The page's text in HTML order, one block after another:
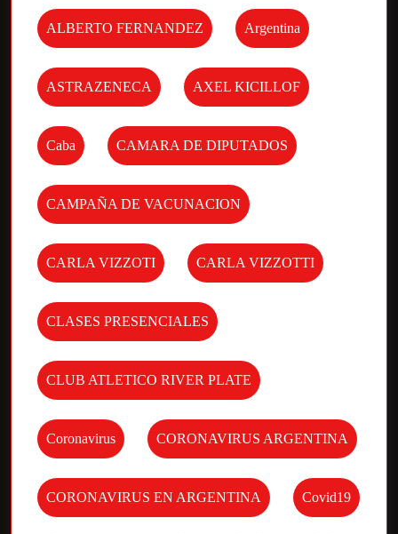
ALBERTO FERNANDEZ Argentina
ASTRAZENECA AXEL KICILLOF
Caba CAMARA DE DIPUTADOS
CAMPAÑA DE VACUNACION
CARLA VIZZOTI CARLA VIZZOTTI
CLASES PRESENCIALES
CLUB ATLETICO RIVER PLATE
Coronavirus CORONAVIRUS ARGENTINA
CORONAVIRUS EN ARGENTINA Covid19